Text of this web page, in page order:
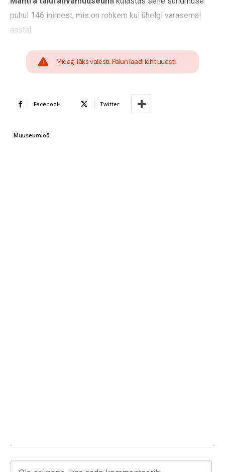
puhul 146 inimest, mis on rohkem kui ühelgi varasemal
aastal.
Midagi läks valesti. Palun laadi leht uuesti.
Facebook Twitter
Muuseumiöö